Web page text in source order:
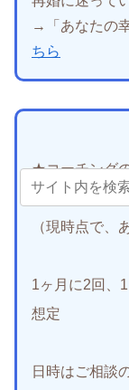
→「あなたの
ちら
★コーチング
す。
（現時点で、
1ヶ月に2回、
想定
日時はご相談